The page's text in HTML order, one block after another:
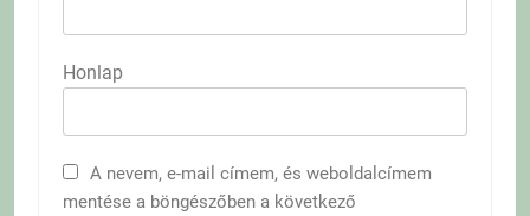
Honlap
A nevem, e-mail címem, és weboldalcímem
mentése a böngészőben a következő